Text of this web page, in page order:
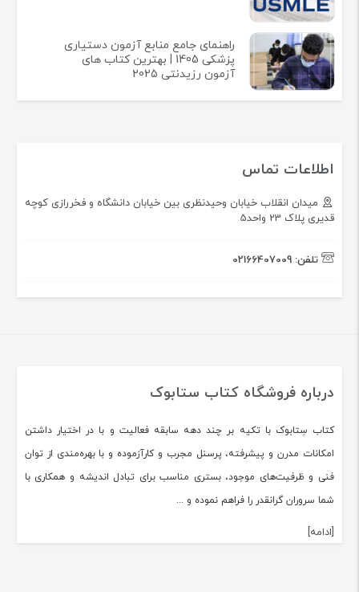
راهنمای جامع منابع آزمون دستیاری
پزشکی 1405 | بهترین کتاب های
آزمون رزیدنتی 2025
اطلاعات تماس
میدان انقلاب خیابان وحیدنظری بین خیابان دانشگاه و فخررازی کوچه
قدیری پلاک 23 واحد5
تلفن: 02166407009
درباره فروشگاه کتاب ستابوک
کتاب سِتابوک با تکیه بر چند دهه سابقه فعالیت و با در اختیار داشتن
امکانات مدرن و پیشرفته، پرسنل مجرب و کارآزموده و با بهره‌مندی از توان
فنی و ظرفیت‌های موجود، بستری مناسب برای تبادل اندیشه و همکاری با
شما سروران گرانقدر را فراهم نموده و ...
[ادامه]